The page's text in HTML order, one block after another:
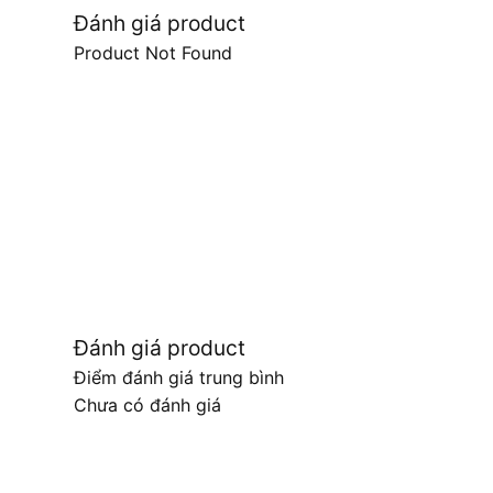
Đánh giá product
Product Not Found
Đánh giá product
Điểm đánh giá trung bình
Chưa có đánh giá